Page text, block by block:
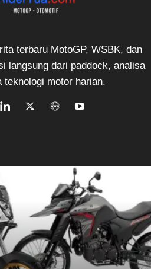
terbaru MotoGP, WSBK, dan
langsung dari paddock, analisa
teknologi motor harian.